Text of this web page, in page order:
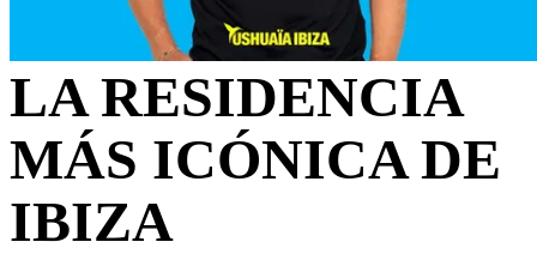
LA RESIDENCIA
MÁS ICÓNICA DE
IBIZA